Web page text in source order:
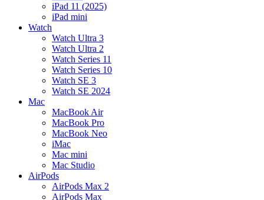
iPad 11 (2025)
iPad mini
Watch
Watch Ultra 3
Watch Ultra 2
Watch Series 11
Watch Series 10
Watch SE 3
Watch SE 2024
Mac
MacBook Air
MacBook Pro
MacBook Neo
iMac
Mac mini
Mac Studio
AirPods
AirPods Max 2
AirPods Max